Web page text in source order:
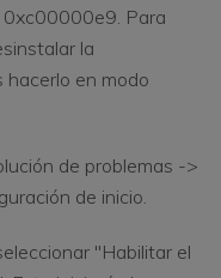
0xc00000e9. Para
la
hacerlo en modo
de problemas ->
de inicio.
"Habilitar el